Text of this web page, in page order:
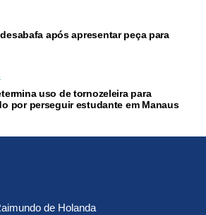
após apresentar peça para
uso de tornozeleira para
por perseguir estudante em Manaus
de Holanda